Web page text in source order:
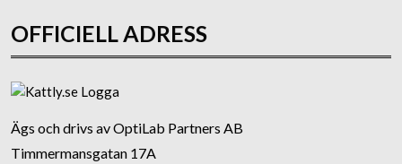
OFFICIELL ADRESS
Ägs och drivs av OptiLab Partners AB
Timmermansgatan 17A